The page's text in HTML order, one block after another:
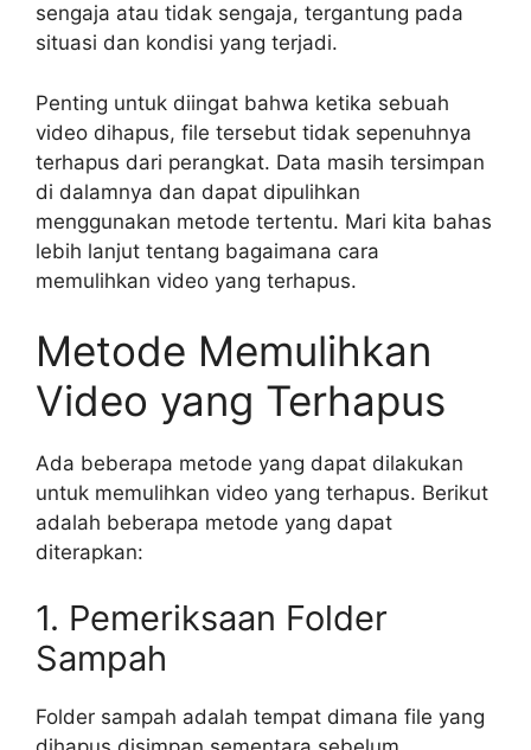
sengaja atau tidak sengaja, tergantung pada
situasi dan kondisi yang terjadi.
Penting untuk diingat bahwa ketika sebuah
video dihapus, file tersebut tidak sepenuhnya
terhapus dari perangkat. Data masih tersimpan
di dalamnya dan dapat dipulihkan
menggunakan metode tertentu. Mari kita bahas
lebih lanjut tentang bagaimana cara
memulihkan video yang terhapus.
Metode Memulihkan
Video yang Terhapus
Ada beberapa metode yang dapat dilakukan
untuk memulihkan video yang terhapus. Berikut
adalah beberapa metode yang dapat
diterapkan:
1. Pemeriksaan Folder
Sampah
Folder sampah adalah tempat dimana file yang